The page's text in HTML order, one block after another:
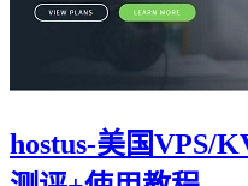
hostus-美国VPS/